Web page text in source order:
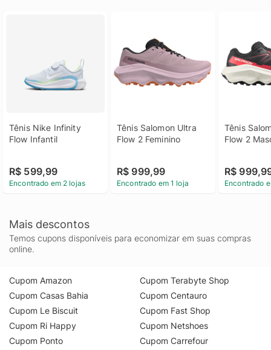
Tênis Nike Infinity
Flow Infantil
R$ 599,99
Encontrado em 2 lojas
Tênis Salomon Ultra
Flow 2 Feminino
R$ 999,99
Encontrado em 1 loja
Tênis
Flow 2
R$
Encontrado
Mais descontos
Temos cupons disponíveis para economizar em suas compras
online.
Cupom Amazon
Cupom Casas Bahia
Cupom Le Biscuit
Cupom Ri Happy
Cupom Ponto
Cupom Terabyte Shop
Cupom Centauro
Cupom Fast Shop
Cupom Netshoes
Cupom Carrefour